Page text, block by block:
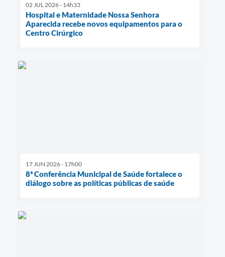
02 JUL 2026 - 14h33
Hospital e Maternidade Nossa Senhora
Aparecida recebe novos equipamentos para o
Centro Cirúrgico
17 JUN 2026 - 17h00
8ª Conferência Municipal de Saúde fortalece o
diálogo sobre as políticas públicas de saúde